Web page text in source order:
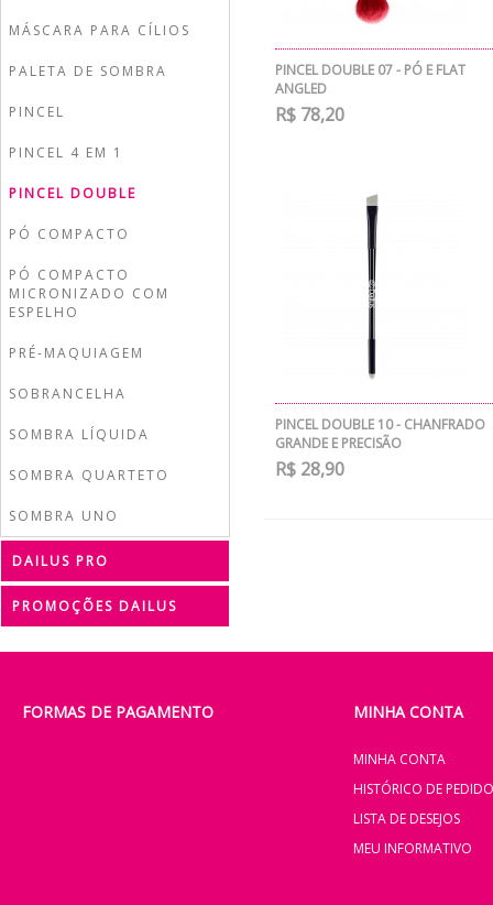
MÁSCARA PARA CÍLIOS
PALETA DE SOMBRA
PINCEL
PINCEL 4 EM 1
PINCEL DOUBLE
PÓ COMPACTO
PÓ COMPACTO
MICRONIZADO COM
ESPELHO
PRÉ-MAQUIAGEM
SOBRANCELHA
SOMBRA LÍQUIDA
SOMBRA QUARTETO
SOMBRA UNO
DAILUS PRO
PROMOÇÕES DAILUS
PINCEL DOUBLE 07 - PÓ E FLAT
ANGLED
R$ 78,20
PINCEL DOUBLE 10 - CHANFRADO
GRANDE E PRECISÃO
R$ 28,90
FORMAS DE PAGAMENTO MINHA CONTA
MINHA CONTA
HISTÓRICO DE
LISTA DE DESEJOS
MEU INFORMATIVO